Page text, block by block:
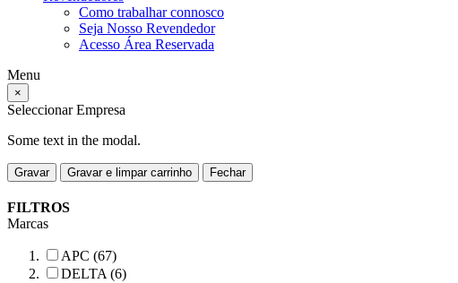
Como trabalhar connosco
Seja Nosso Revendedor
Acesso Área Reservada
Menu
×
Seleccionar Empresa
Some text in the modal.
Gravar Gravar e limpar carrinho Fechar
FILTROS
Marcas
APC (67)
DELTA (6)